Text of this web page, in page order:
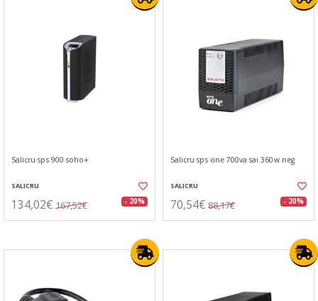
Salicru sps 900 soho+
SALICRU
134,02€ 167,52€ - 20%
Salicru sps one 700va sai 360w neg
SALICRU
70,54€ 88,17€ - 20%